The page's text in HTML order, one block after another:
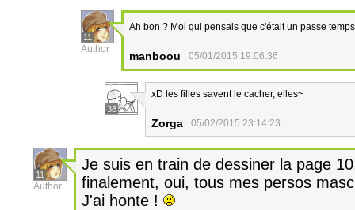
11
Author
Ah bon ? Moi qui pensais que c'était un passe
manboou 05/01/2015 19:06:36
38
xD les filles savent le cacher, elles~
Zorga 05/02/2015 23:14:23
11
Author
Je suis en train de dessiner la page
finalement, oui, tous mes persos
J'ai honte !